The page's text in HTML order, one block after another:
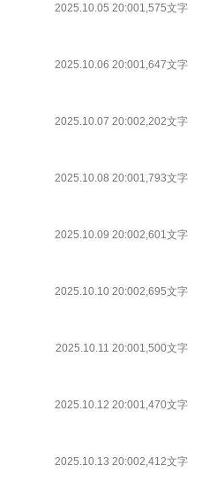
2025.10.05 20:001,575文字
2025.10.06 20:001,647文字
2025.10.07 20:002,202文字
2025.10.08 20:001,793文字
2025.10.09 20:002,601文字
2025.10.10 20:002,695文字
2025.10.11 20:001,500文字
2025.10.12 20:001,470文字
2025.10.13 20:002,412文字